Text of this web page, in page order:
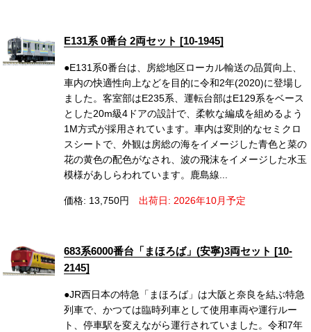
E131系 0番台 2両セット [10-1945]
●E131系0番台は、房総地区ローカル輸送の品質向上、
車内の快適性向上などを目的に令和2年(2020)に登場し
ました。客室部はE235系、運転台部はE129系をベース
とした20m級4ドアの設計で、柔軟な編成を組めるよう
1M方式が採用されています。車内は変則的なセミクロ
スシートで、外観は房総の海をイメージした青色と菜の
花の黄色の配色がなされ、波の飛沫をイメージした水玉
模様があしらわれています。鹿島線...
価格: 13,750円 出荷日: 2026年10月予定
683系6000番台「まほろば」(安寧)3両セット [10-
2145]
●JR西日本の特急「まほろば」は大阪と奈良を結ぶ特急
列車で、かつては臨時列車として使用車両や運行ルー
ト、停車駅を変えながら運行されていました。令和7年